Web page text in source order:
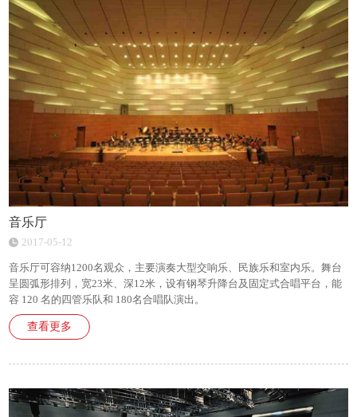
音乐厅
2017-05-12
音乐厅可容纳1200名观众，主要演奏大型交响乐、民族乐和室内乐。舞台
呈圆弧形排列，宽23米、深12米，设有钢琴升降台及固定式合唱平台，能
容 120 名的四管乐队和 180名合唱队演出。
查看更多